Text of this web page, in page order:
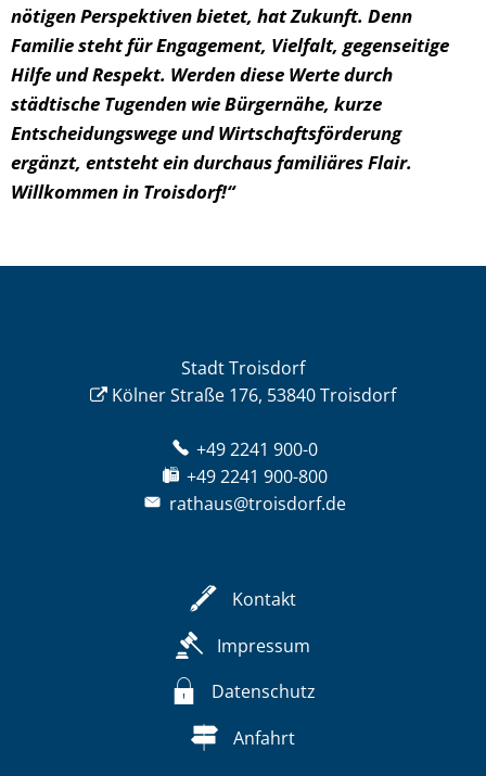
nötigen Perspektiven bietet, hat Zukunft. Denn
Familie steht für Engagement, Vielfalt, gegenseitige
Hilfe und Respekt. Werden diese Werte durch
städtische Tugenden wie Bürgernähe, kurze
Entscheidungswege und Wirtschaftsförderung
ergänzt, entsteht ein durchaus familiäres Flair.
Willkommen in Troisdorf!“
Stadt Troisdorf
Kölner Straße 176, 53840 Troisdorf
+49 2241 900-0
+49 2241 900-800
rathaus@troisdorf.de
Kontakt
Impressum
Datenschutz
Anfahrt